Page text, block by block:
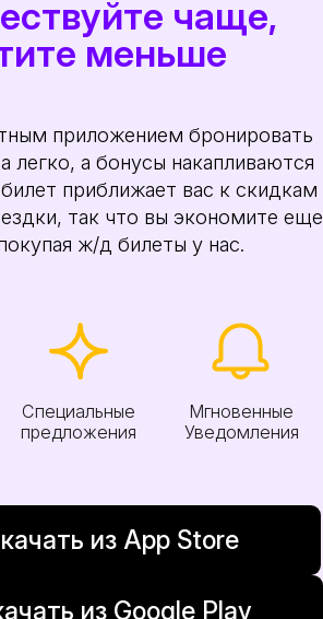
чаще,
меньше
приложением бронировать
легко, а бонусы накапливаются
приближает вас к скидкам
так что вы экономите еще
ж/д билеты у нас.
Специальные
предложения
Мгновенные
Уведомления
из App Store
из Google Play